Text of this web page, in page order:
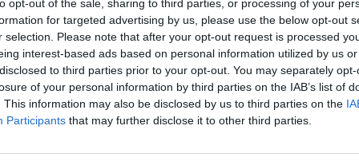
opt-out of the sale, sharing to third parties, or processing of your
for targeted advertising by us, please use the below opt-out
selection. Please note that after your opt-out request is processed
interest-based ads based on personal information utilized by us
to third parties prior to your opt-out. You may separately
of your personal information by third parties on the IAB’s list of
This information may also be disclosed by us to third parties on the
Participants that may further disclose it to other third parties.
, σύμφωνα με ρεπορτάζ τουTMZ , απάντησε χτες -
μετά την κίνηση της Kim- καταθέτοντας αίτηση
με της πρώην συντρόφου του... Εκείνο που
εντύπωση ωστόσο είναι η διευκρίνιση από την
δεν πρόκειται να δώσει ούτε δολάριο διατροφή